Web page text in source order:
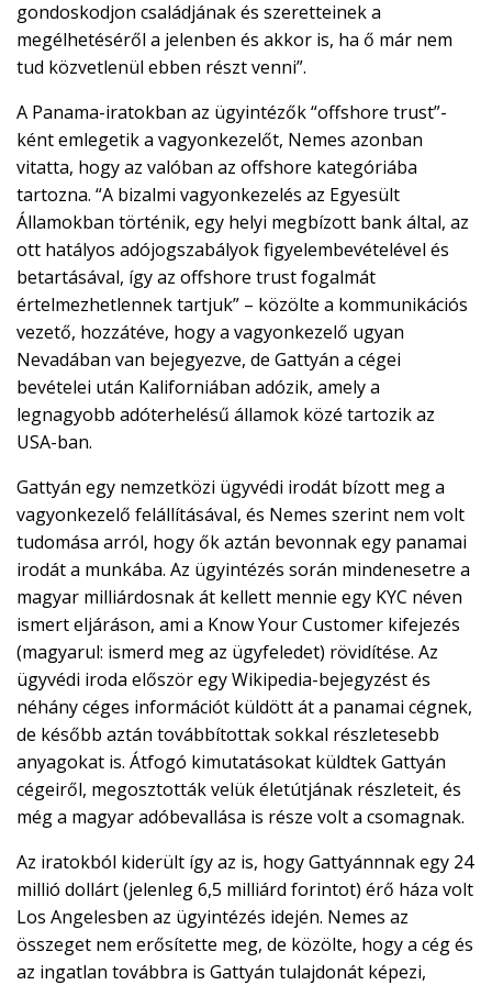
gondoskodjon családjának és szeretteinek a
megélhetéséről a jelenben és akkor is, ha ő már nem
tud közvetlenül ebben részt venni”.
A Panama-iratokban az ügyintézők “offshore trust”-
ként emlegetik a vagyonkezelőt, Nemes azonban
vitatta, hogy az valóban az offshore kategóriába
tartozna. “A bizalmi vagyonkezelés az Egyesült
Államokban történik, egy helyi megbízott bank által, az
ott hatályos adójogszabályok figyelembevételével és
betartásával, így az offshore trust fogalmát
értelmezhetlennek tartjuk” – közölte a kommunikációs
vezető, hozzátéve, hogy a vagyonkezelő ugyan
Nevadában van bejegyezve, de Gattyán a cégei
bevételei után Kaliforniában adózik, amely a
legnagyobb adóterhelésű államok közé tartozik az
USA-ban.
Gattyán egy nemzetközi ügyvédi irodát bízott meg a
vagyonkezelő felállításával, és Nemes szerint nem volt
tudomása arról, hogy ők aztán bevonnak egy panamai
irodát a munkába. Az ügyintézés során mindenesetre a
magyar milliárdosnak át kellett mennie egy KYC néven
ismert eljáráson, ami a Know Your Customer kifejezés
(magyarul: ismerd meg az ügyfeledet) rövidítése. Az
ügyvédi iroda először egy Wikipedia-bejegyzést és
néhány céges információt küldött át a panamai cégnek,
de később aztán továbbítottak sokkal részletesebb
anyagokat is. Átfogó kimutatásokat küldtek Gattyán
cégeiről, megosztották velük életútjának részleteit, és
még a magyar adóbevallása is része volt a csomagnak.
Az iratokból kiderült így az is, hogy Gattyánnnak egy 24
millió dollárt (jelenleg 6,5 milliárd forintot) érő háza volt
Los Angelesben az ügyintézés idején. Nemes az
összeget nem erősítette meg, de közölte, hogy a cég és
az ingatlan továbbra is Gattyán tulajdonát képezi,